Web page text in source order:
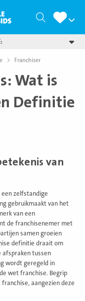
Zoeken
Franchiser
Wat is
Definitie
van
een zelfstandige
gebruikmaakt van het
van een
de franchisenemer met
samen groeien
definitie draait om
afspraken tussen
wordt geregeld in
wet franchise. Begrip
aangezien deze